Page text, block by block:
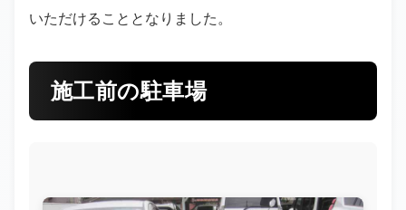
いただけることとなりました。
施工前の駐車場